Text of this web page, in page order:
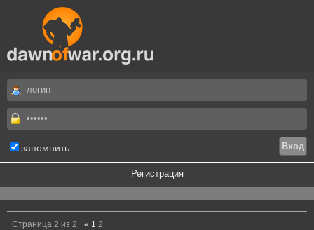
запомнить
Регистрация
.
Страница 2 из 2 « 1 2